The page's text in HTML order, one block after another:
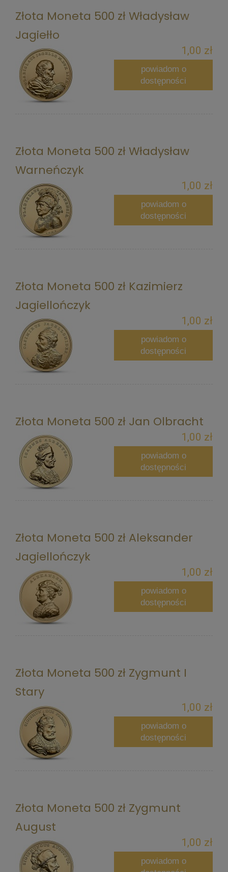
Złota Moneta 500 zł Władysław
Jagiełło
1,00 zł
powiadom o
dostępności
Złota Moneta 500 zł Władysław
Warneńczyk
1,00 zł
powiadom o
dostępności
Złota Moneta 500 zł Kazimierz
Jagiellończyk
1,00 zł
powiadom o
dostępności
Złota Moneta 500 zł Jan Olbracht
1,00 zł
powiadom o
dostępności
Złota Moneta 500 zł Aleksander
Jagiellończyk
1,00 zł
powiadom o
dostępności
Złota Moneta 500 zł Zygmunt I
Stary
1,00 zł
powiadom o
dostępności
Złota Moneta 500 zł Zygmunt
August
1,00 zł
powiadom o